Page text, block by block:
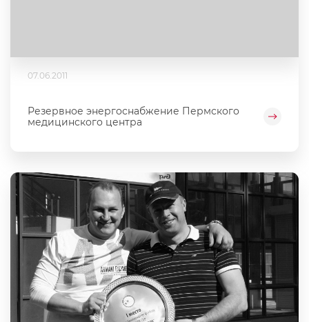
07.06.2011
Резервное энергоснабжение Пермского
медицинского центра